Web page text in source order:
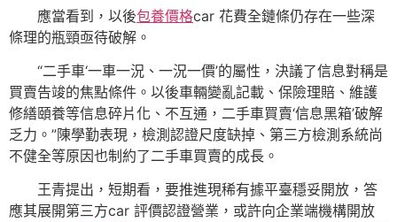
應當看到，以後包養價格car 花費全鏈條仍存在一些深
條理的瓶頸亟待破解。
“二手車‘一車一況、一況一價’的屬性，決議了信息對稱是
買賣告竣的焦點條件。以後車輛變亂記載、保險理賠、維護
修繕頤養等信息碎片化、不互通，二手車買賣‘信息黑箱’破解
乏力。”陳學勤表現，檢測認證尺度缺掉、第三方檢測系統尚
不健全等原因也制約了二手車買賣的成長。
王青提出，短期看，要推進現稀有據平臺穩妥開放，答
應其展開第三方car 評價認證營業，或許向企業端機構開放